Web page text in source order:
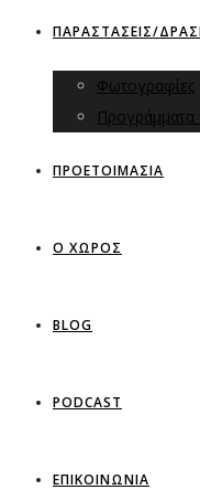
ΠΑΡΑΣΤΑΣΕΙΣ/
Φωτογραφίες
ΠΡΟΕΤΟΙΜΑΣΙΑ
Ο ΧΩΡΟΣ
BLOG
PODCAST
ΕΠΙΚΟΙΝΩΝΙΑ